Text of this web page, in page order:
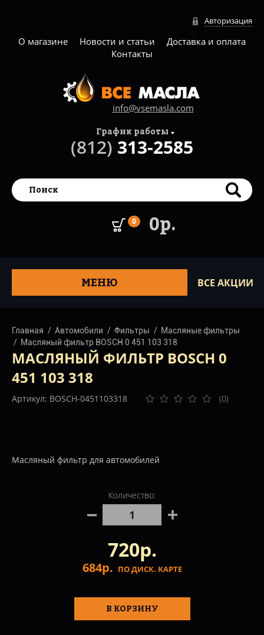
Авторизация
О магазине Новости и статьи
Доставка и оплата
Контакты
info@vsemasla.com
0 0р.
График работы
(812) 313-2585
МЕНЮ ВСЕ АКЦИИ
Главная Автомобили Фильтры
Масляные фильтры
Масляный фильтр BOSCH 0 451 103 318
МАСЛЯНЫЙ ФИЛЬТР BOSCH 0
451 103 318
Артикул: BOSCH-0451103318 (0)
Масляный фильтр для автомобилей
Количество:
720р.
684р. ПО ДИСК. КАРТЕ
В КОРЗИНУ